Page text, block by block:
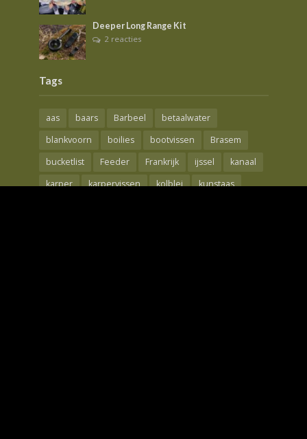
Deeper Long Range Kit
2 reacties
Tags
aas baars Barbeel
betaalwater
blankvoorn
boilies bootvissen
Brasem
bucketlist
Feeder Frankrijk ijssel
kanaal
karper
karpervissen kolblei
kunstaas